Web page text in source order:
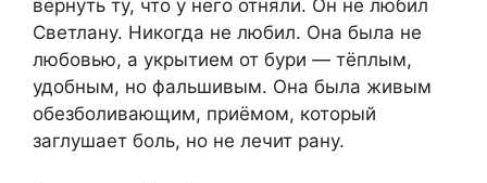
вернуть ту, что у него отняли. Он не любил
Светлану. Никогда не любил. Она была не
любовью, а укрытием от бури — тёплым,
удобным, но фальшивым. Она была живым
обезболивающим, приёмом, который
заглушает боль, но не лечит рану.